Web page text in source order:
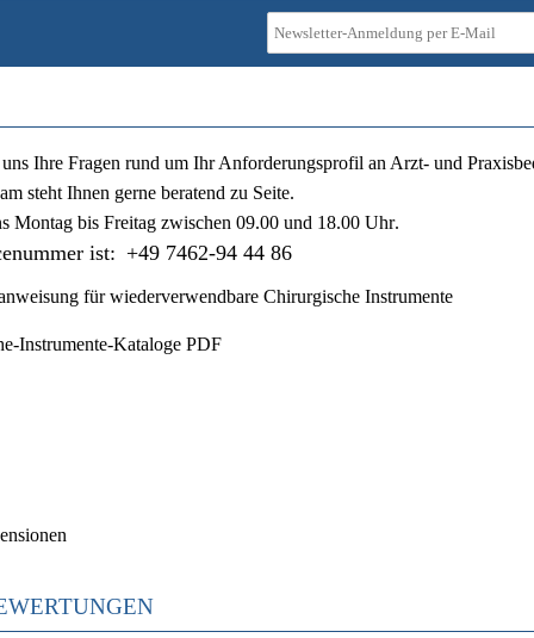
Ihre Fragen rund um Ihr Anforderungsprofil an Arzt- und
steht Ihnen gerne beratend zu Seite.
Montag bis Freitag zwischen 09.00 und 18.00 Uhr.
ist: +49 7462-94 44 86
für wiederverwendbare Chirurgische Instrumente
Instrumente-Kataloge PDF